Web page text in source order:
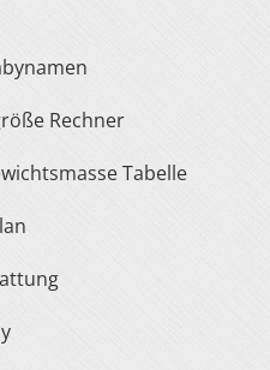
Rechner
Tabelle